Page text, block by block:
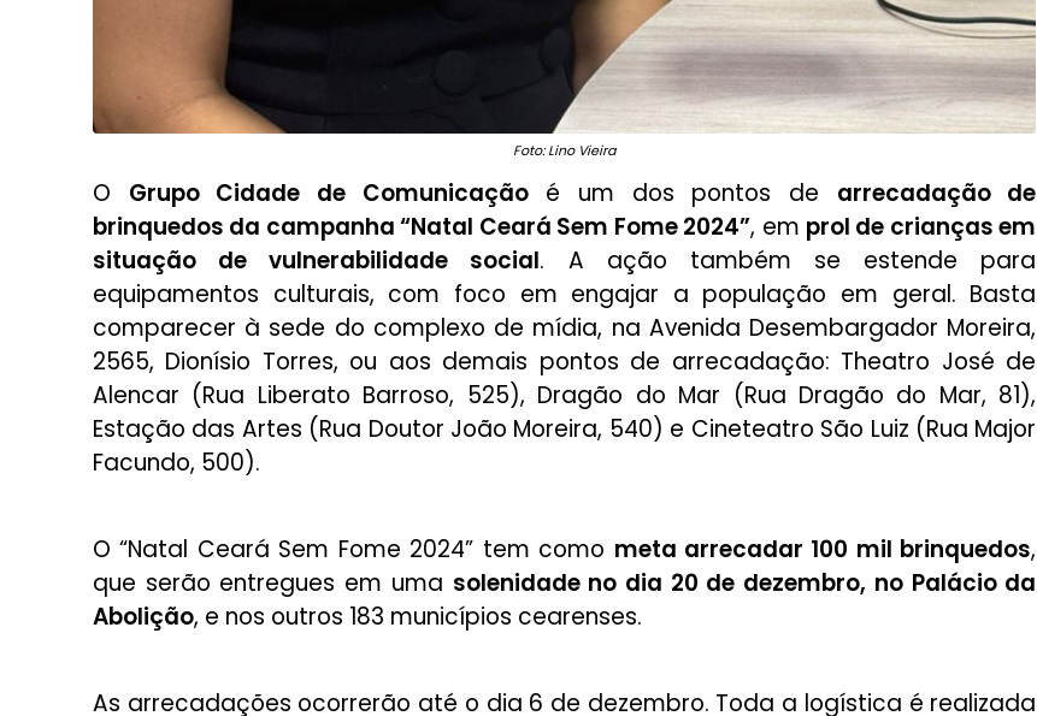
Foto: Lino Vieira
O Grupo Cidade de Comunicaçãoé um dos pontos de arrecadação de
brinquedos da campanha “Natal Ceará Sem Fome 2024”, em prol de crianças em
situação de vulnerabilidade social. A ação também se estende para
equipamentos culturais, com foco em engajar a população em geral. Basta
comparecer à sede do complexo de mídia, na Avenida Desembargador Moreira,
2565, Dionísio Torres, ou aos demais pontos de arrecadação: Theatro José de
Alencar (Rua Liberato Barroso, 525), Dragão do Mar (Rua Dragão do Mar, 81),
Estação das Artes (Rua Doutor João Moreira, 540) e Cineteatro São Luiz (Rua Major
Facundo, 500).
O “Natal Ceará Sem Fome 2024” tem como meta arrecadar 100 mil brinquedos,
que serão entregues em uma solenidade no dia 20 de dezembro, no Palácio da
Abolição, e nos outros 183 municípios cearenses.
As arrecadações ocorrerão até o dia 6 de dezembro. Toda a logística é realizada